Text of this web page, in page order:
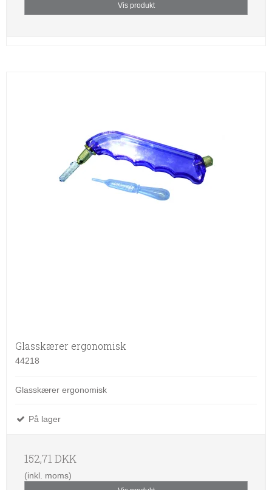
Vis produkt
Glasskærer ergonomisk
44218
Glasskærer ergonomisk
På lager
152,71 DKK
(inkl. moms)